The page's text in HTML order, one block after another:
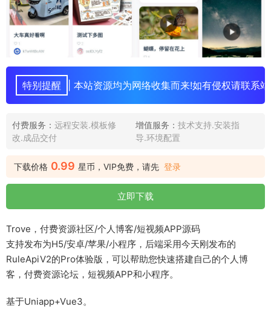
特别提醒 | 本站资源均为网络收集而来!如有侵权请联系
付费服务： 远程安装.模板修
改.成品交付
增值服务： 技术支持.安装指
导.环境配置
下载价格 0.99 星币，VIP免费，请先 登录
立即下载
Trove，付费资源社区/个人博客/短视频APP源码
支持发布为H5/安卓/苹果/小程序，后端采用今天刚发布的
RuleApiV2的Pro体验版，可以帮助您快速搭建自己的个人博
客，付费资源论坛，短视频APP和小程序。
基于Uniapp+Vue3。